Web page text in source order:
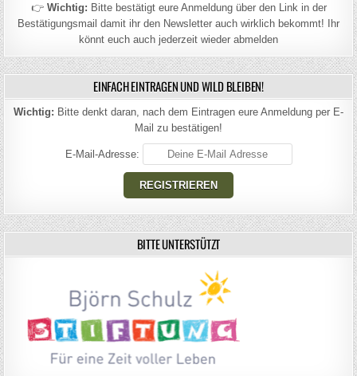
👉 Wichtig: Bitte bestätigt eure Anmeldung über den Link in der
Bestätigungsmail damit ihr den Newsletter auch wirklich bekommt! Ihr
könnt euch auch jederzeit wieder abmelden
EINFACH EINTRAGEN UND WILD BLEIBEN!
Wichtig: Bitte denkt daran, nach dem Eintragen eure Anmeldung per E-
Mail zu bestätigen!
E-Mail-Adresse:
BITTE UNTERSTÜTZT